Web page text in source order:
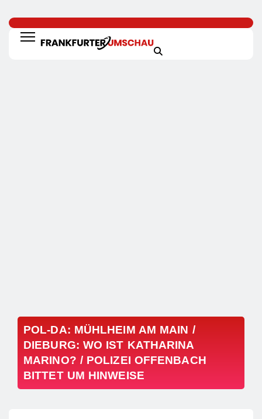
POL-DA: MÜHLHEIM AM MAIN /
DIEBURG: WO IST KATHARINA
MARINO? / POLIZEI OFFENBACH
BITTET UM HINWEISE